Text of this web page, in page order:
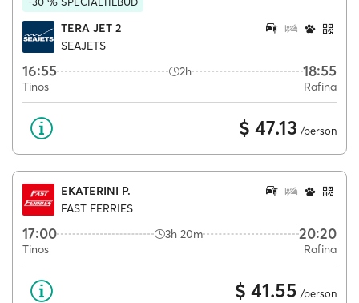
TERA JET 2
SEAJETS
16:55 2h 18:55
Tinos Rafina
$ 47.13 /person
EKATERINI P.
FAST FERRIES
17:00 3h 20m 20:20
Tinos Rafina
$ 41.55 /person